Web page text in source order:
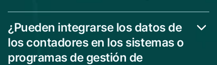
¿Pueden integrarse los datos de
los contadores en los sistemas o
programas de gestión de